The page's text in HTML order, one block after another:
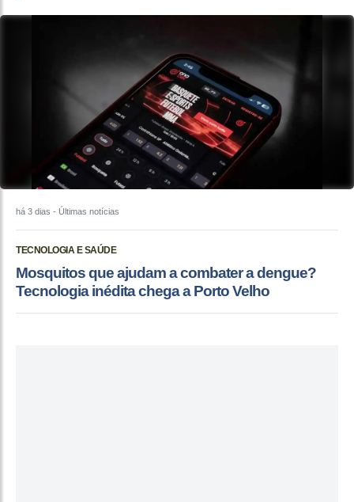
há 3 dias - Últimas notícias
TECNOLOGIA E SAÚDE
Mosquitos que ajudam a combater a dengue?
Tecnologia inédita chega a Porto Velho